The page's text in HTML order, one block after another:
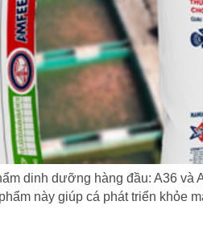
dinh dưỡng hàng đầu: A36 và
này giúp cá phát triển khỏe